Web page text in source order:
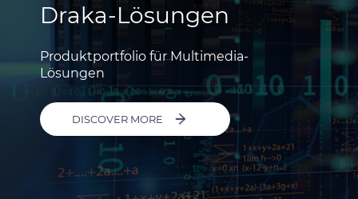
Draka-Lösungen
Produktportfolio für Multimedia-
Lösungen
DISCOVER MORE